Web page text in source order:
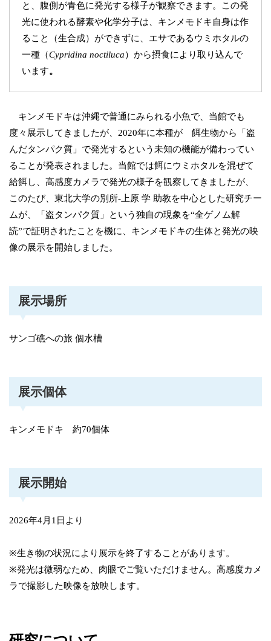
と、腹側が青色に発光する様子が観察できます。この発
光に使われる酵素や化学分子は、キンメモドキ自身は作
ること（生合成）ができずに、エサであるウミホタルの
一種（Cypridina noctiluca）から摂食により取り込んで
います。
キンメモドキは沖縄で普通にみられる小魚で、当館でも
度々展示してきましたが、2020年に本種が 餌生物から「盗
んだタンパク質」で発光するという未知の機能が備わってい
ることが発表されました。当館では餌にウミホタルを混ぜて
給餌し、高感度カメラで発光の様子を観察してきましたが、
このたび、東北大学の別所-上原 学 助教を中心とした研究チー
ムが、「盗タンパク質」という独自の現象を“全ゲノム解
読”で証明されたことを機に、キンメモドキの生体と発光の映
像の展示を開始しました。
展示場所
サンゴ礁への旅 個水槽
展示個体
キンメモドキ 約70個体
展示開始
2026年4月1日より
※生き物の状況により展示を終了することがあります。
※発光は微弱なため、肉眼でご覧いただけません。高感度カメ
ラで撮影した映像を放映します。